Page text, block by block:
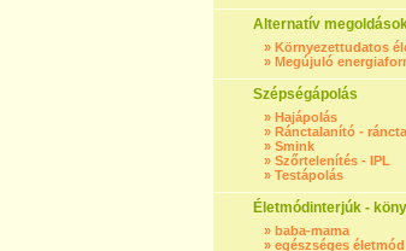
Alternatív
» Környezettudatos
» Megújuló
Szépségápolás
» Hajápolás
» Ránctalanító -
» Smink
» Szőrtelenítés - IPL
» Testápolás
Életmódinterjúk -
» baba-mama
» egészséges életmód